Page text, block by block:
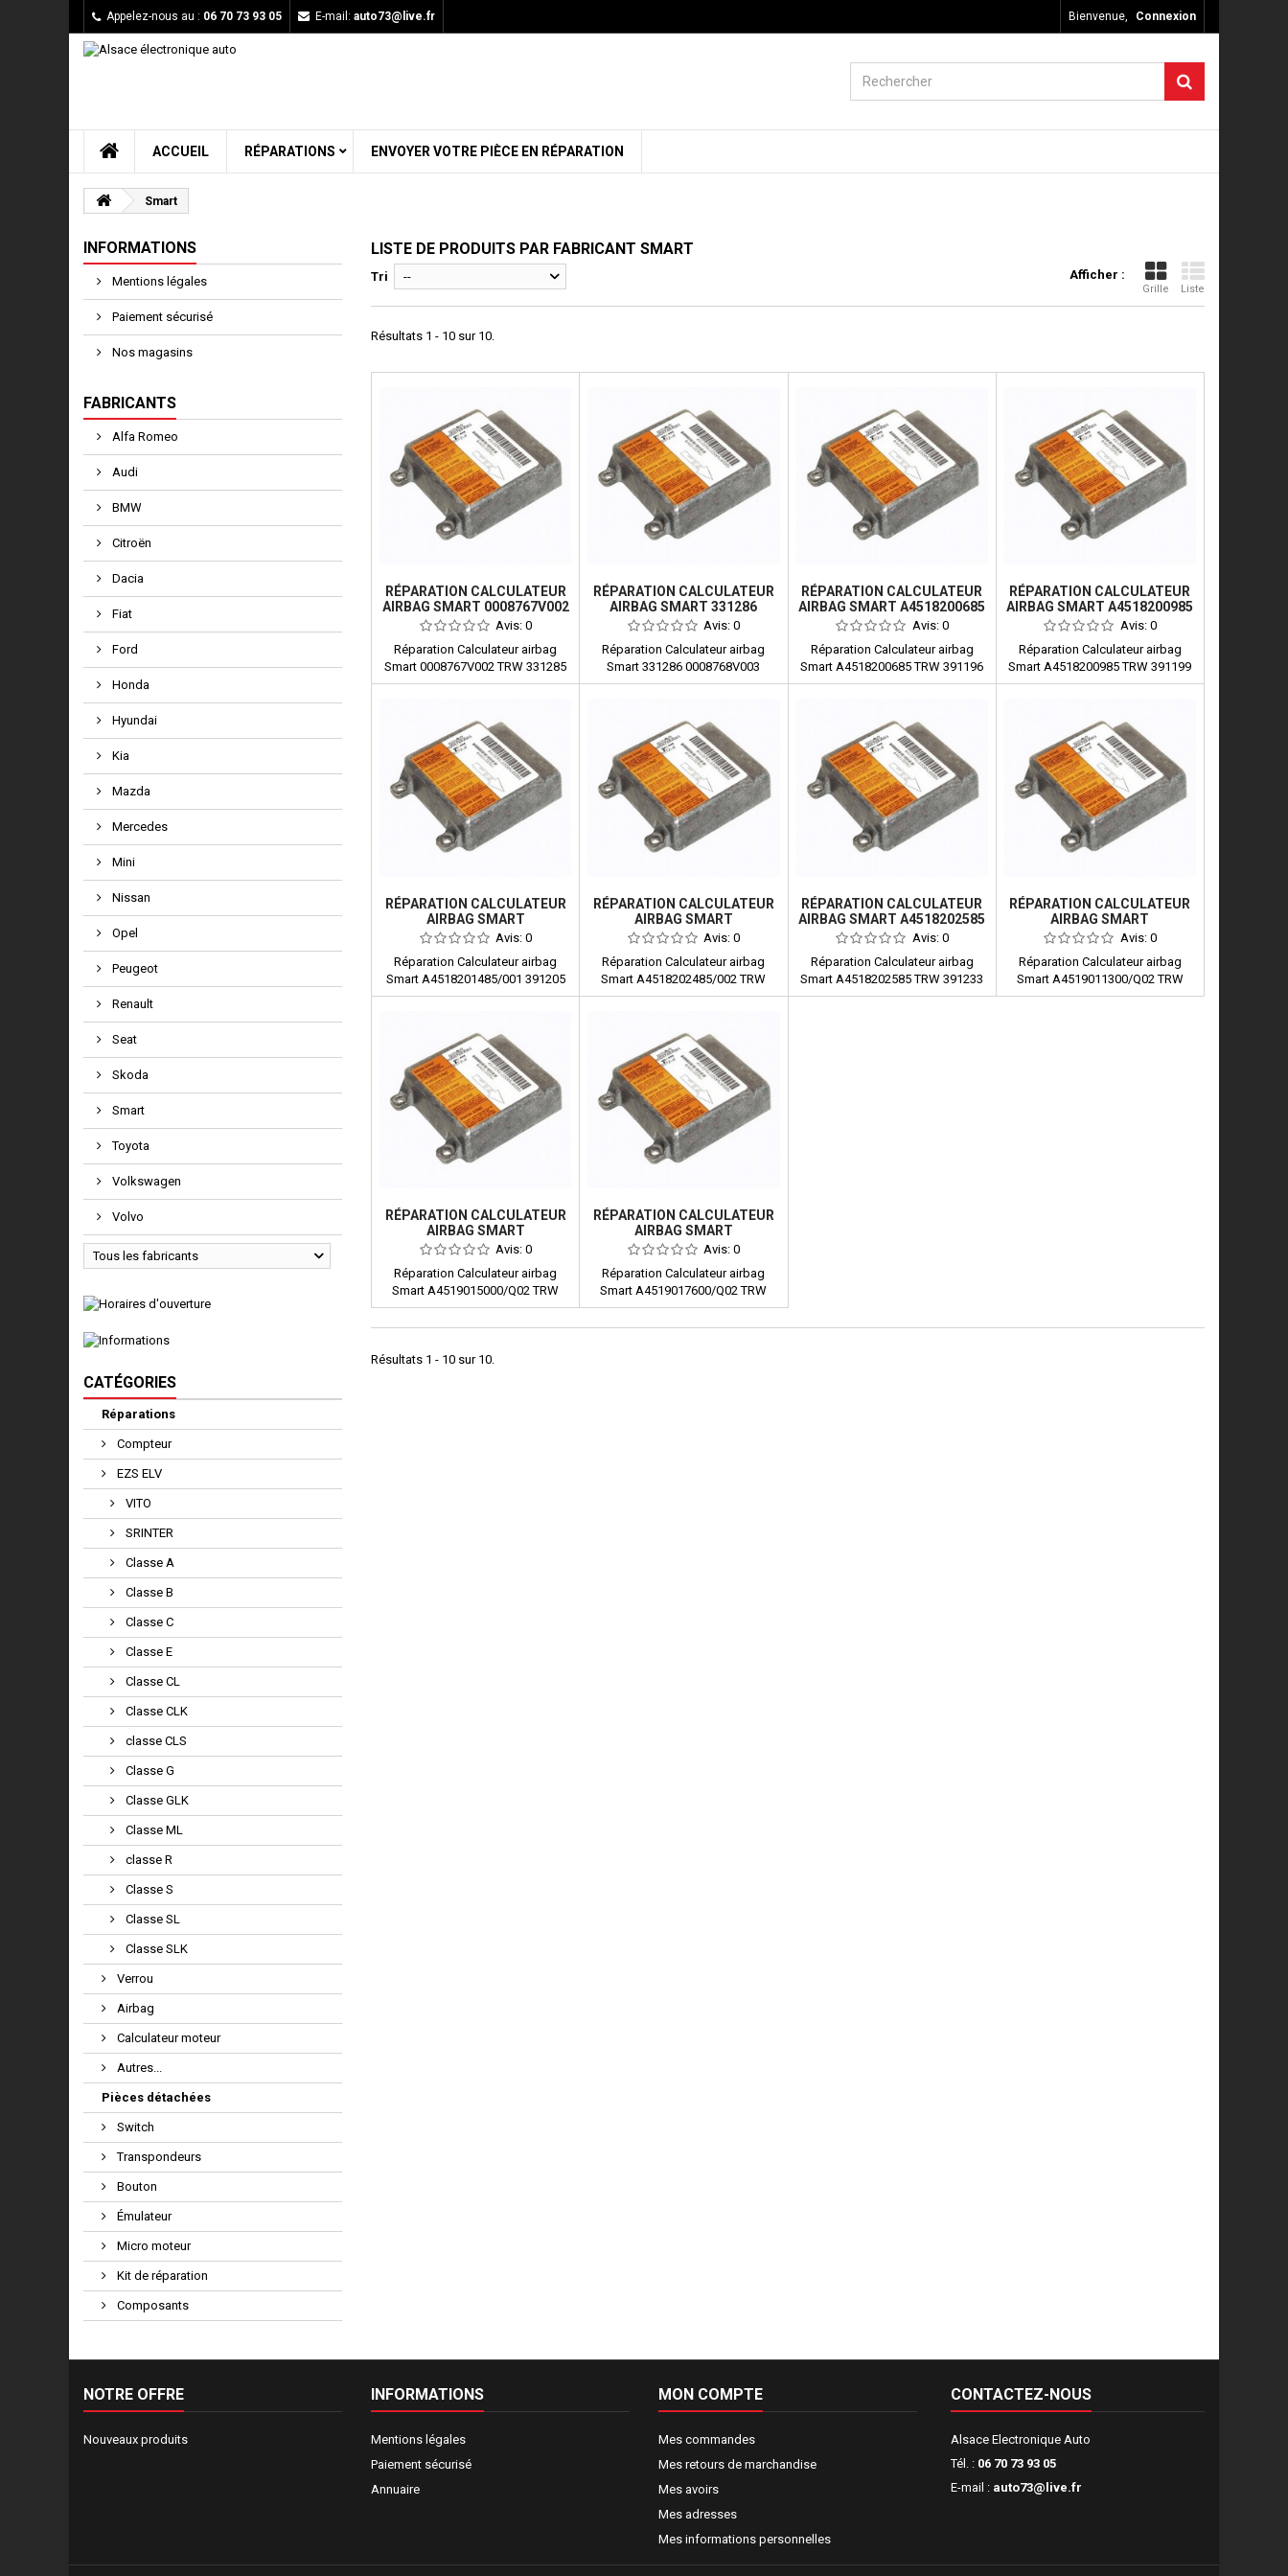
Bienvenue, Connexion
Appelez-nous au : 06 70 73 93 05 E-mail: auto73@live.fr
ACCUEIL RÉPARATIONS ENVOYER VOTRE PIÈCE EN RÉPARATION
Smart
INFORMATIONS
Mentions légales
Paiement sécurisé
Nos magasins
FABRICANTS
Alfa Romeo
Audi
BMW
Citroën
Dacia
Fiat
Ford
Honda
Hyundai
Kia
Mazda
Mercedes
Mini
Nissan
Opel
Peugeot
Renault
Seat
Skoda
Smart
Toyota
Volkswagen
Volvo
Tous les fabricants
CATÉGORIES
Réparations
Compteur
EZS ELV
VITO
SRINTER
Classe A
Classe B
Classe C
Classe E
Classe CL
Classe CLK
classe CLS
Classe G
Classe GLK
Classe ML
classe R
Classe S
Classe SL
Classe SLK
Verrou
Airbag
Calculateur moteur
Autres...
Pièces détachées
Switch
Transpondeurs
Bouton
Émulateur
Micro moteur
Kit de réparation
Composants
LISTE DE PRODUITS PAR FABRICANT SMART
Afficher :
Grille Liste
Tri --
Résultats 1 - 10 sur 10.
RÉPARATION CALCULATEUR
AIRBAG SMART 0008767V002
TRW 331285
Avis:0
Réparation Calculateur airbag
Smart 0008767V002 TRW 331285
RÉPARATION CALCULATEUR
AIRBAG SMART 331286
0008768V003
Avis:0
Réparation Calculateur airbag
Smart 331286 0008768V003
RÉPARATION CALCULATEUR
AIRBAG SMART A4518200685
TRW 391196
Avis: 0
Réparation Calculateur airbag
Smart A4518200685 TRW 391196
RÉPARATION CALCULATEUR
AIRBAG SMART A4518200985
TRW 391199
Avis: 0
Réparation Calculateur airbag
Smart A4518200985 TRW 391199
RÉPARATION CALCULATEUR
AIRBAG SMART
A4518201485/001 391205
Avis:0
Réparation Calculateur airbag
Smart A4518201485/001 391205
RÉPARATION CALCULATEUR
AIRBAG SMART
A4518202485/002 TRW
391232
Avis:0
Réparation Calculateur airbag
Smart A4518202485/002 TRW
391232
RÉPARATION CALCULATEUR
AIRBAG SMART A4518202585
TRW 391233
Avis: 0
Réparation Calculateur airbag
Smart A4518202585 TRW 391233
RÉPARATION CALCULATEUR
AIRBAG SMART
A4519011300/Q02 TRW
391245
Avis: 0
Réparation Calculateur airbag
Smart A4519011300/Q02 TRW
391245
RÉPARATION CALCULATEUR
AIRBAG SMART
A4519015000/Q02 TRW
Avis:0
Réparation Calculateur airbag
Smart A4519015000/Q02 TRW
391248
RÉPARATION CALCULATEUR
AIRBAG SMART
A4519017600/Q02 391270
Avis:0
Réparation Calculateur airbag
Smart A4519017600/Q02 TRW
391270
Résultats 1 - 10 sur 10.
NOTRE OFFRE
Nouveaux produits
INFORMATIONS
Mentions légales
Paiement sécurisé
Annuaire
MON COMPTE
Mes commandes
Mes retours de marchandise
Mes avoirs
Mes adresses
Mes informations personnelles
CONTACTEZ-NOUS
Alsace Electronique Auto
Tél. : 06 70 73 93 05
E-mail : auto73@live.fr